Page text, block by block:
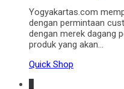
Yogyakartas.com
dengan permintaan
dengan merek dagang
produk yang akan…
Quick Shop